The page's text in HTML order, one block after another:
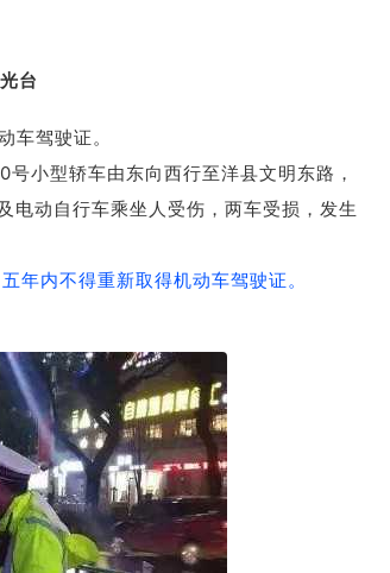
台
驾驶证。
小型轿车由东向西行至洋县文明东路，
动自行车乘坐人受伤，两车受损，发生
年内不得重新取得机动车驾驶证。